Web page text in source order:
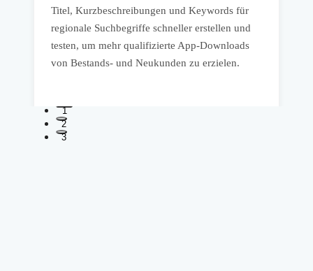
Titel, Kurzbeschreibungen und Keywords für
regionale Suchbegriffe schneller erstellen und
testen, um mehr qualifizierte App-Downloads
von Bestands- und Neukunden zu erzielen.
1
2
3